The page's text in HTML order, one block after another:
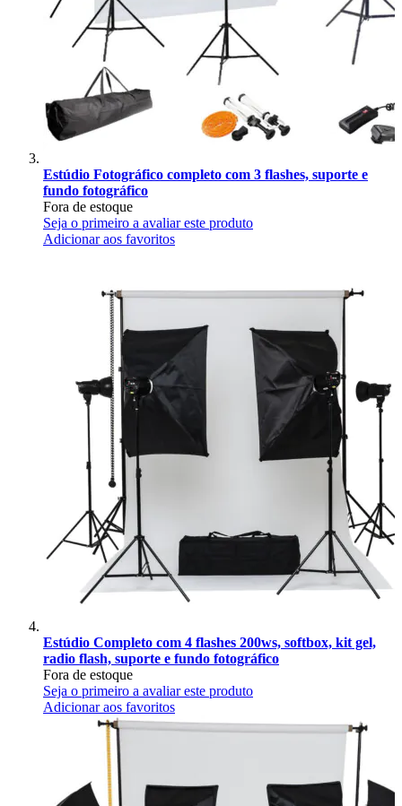
Estúdio Fotográfico completo com 3 flashes, suporte e
fundo fotográfico
Fora de estoque
Seja o primeiro a avaliar este produto
Adicionar aos favoritos
Estúdio Completo com 4 flashes 200ws, softbox, kit gel,
radio flash, suporte e fundo fotográfico
Fora de estoque
Seja o primeiro a avaliar este produto
Adicionar aos favoritos